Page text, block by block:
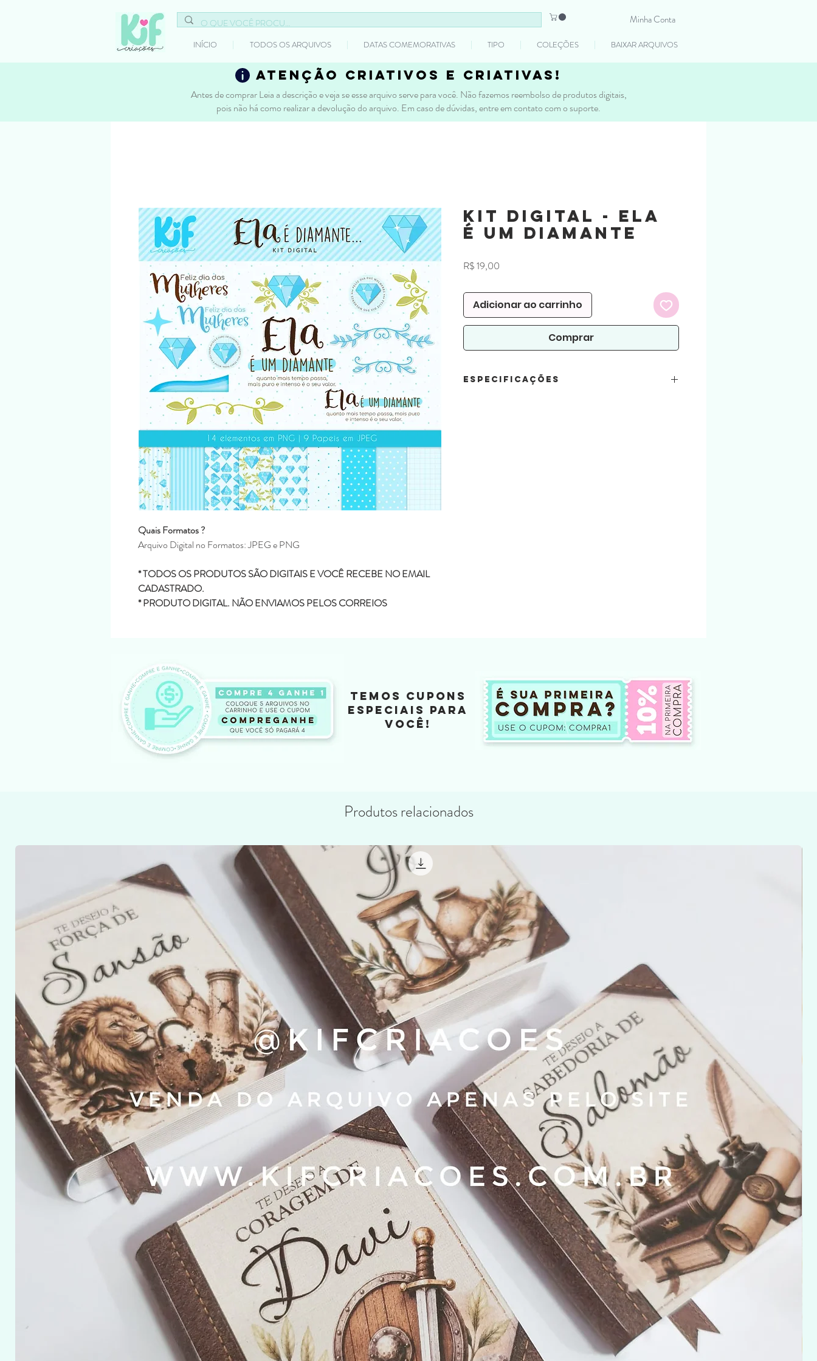
Minha Conta
INÍCIO TODOS OS ARQUIVOS DATAS COMEMORATIVAS TIPO COLEÇÕES BAIXAR ARQUIVOS
atenção criativos e criativas!
Antes de comprar Leia a descrição e veja se esse arquivo serve para você. Não fazemos reembolso de produtos digitais,
pois não há como realizar a devolução do arquivo. Em caso de dúvidas, entre em contato com o suporte.
Quais Formatos ?
Arquivo Digital no Formatos: JPEG e PNG
* TODOS OS PRODUTOS SÃO DIGITAIS E VOCÊ RECEBE NO EMAIL
CADASTRADO.
* PRODUTO DIGITAL. NÃO ENVIAMOS PELOS CORREIOS
Kit Digital - Ela
é um Diamante
R$ 19,00
Adicionar ao carrinho
Comprar
Especificações
TEMOS CUPONS
ESPECIAIS PARA
VOCÊ!
Produtos relacionados